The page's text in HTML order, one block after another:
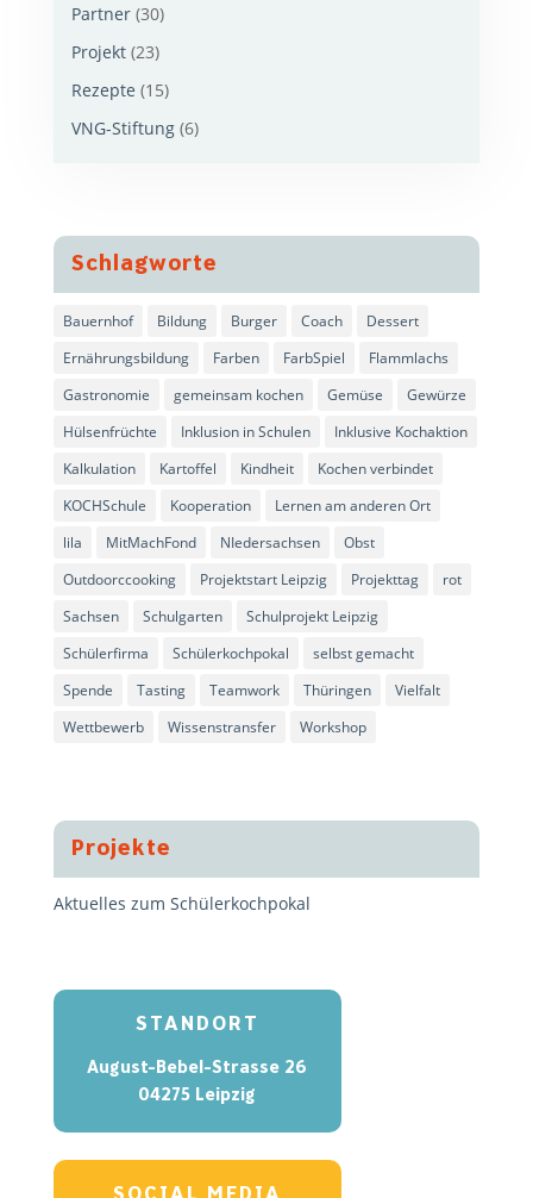
Partner(30)
Projekt(23)
Rezepte (15)
VNG-Stiftung(6)
Schlagworte
Bauernhof Bildung Burger Coach
Dessert
Ernährungsbildung
Farben FarbSpiel
Flammlachs
Gastronomie
gemeinsam kochen Gemüse
Gewürze
Hülsenfrüchte
Inklusion in Schulen
Inklusive Kochaktion
Kalkulation
Kartoffel Kindheit
Kochen verbindet
KOCHSchule
Kooperation
Lernen am anderen Ort
lila
MitMachFond NIedersachsen
Obst
Outdoorccooking
Projektstart Leipzig Projekttag
rot
Sachsen
Schulgarten
Schulprojekt Leipzig
Schülerfirma
Schülerkochpokal
selbst gemacht
Spende
Tasting Teamwork Thüringen
Vielfalt
Wettbewerb
Wissenstransfer Workshop
Projekte
Aktuelles zum Schülerkochpokal
STANDORT
August-Bebel-Strasse 26
04275 Leipzig